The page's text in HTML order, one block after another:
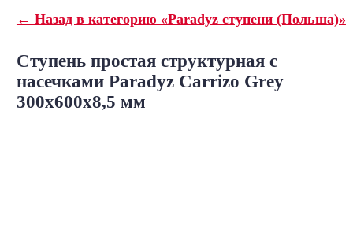
← Назад в категорию «Paradyz ступени (Польша)»
Ступень простая структурная с
насечками Paradyz Carrizo Grey
300x600x8,5 мм